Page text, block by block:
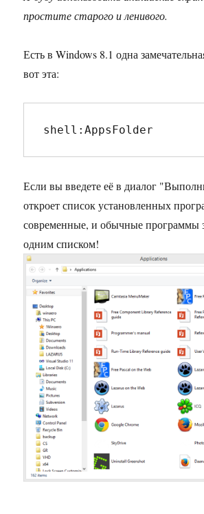
простите старого и ленивого.
Есть в Windows 8.1 одна
вот эта:
shell:AppsFolder
Если вы введете её в диалог
откроет список установленных
современные, и обычные программы
одним списком!